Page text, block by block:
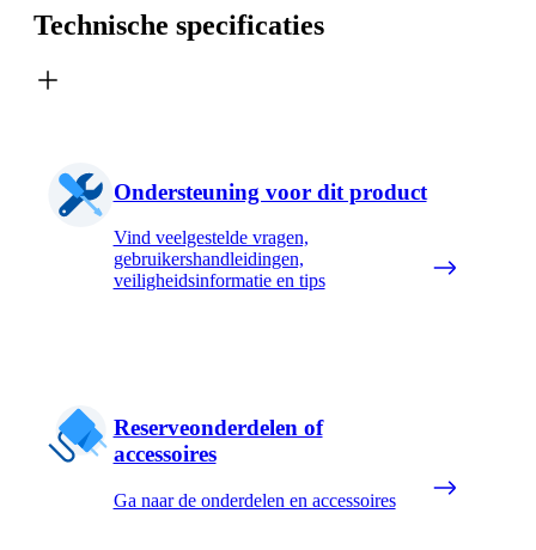
Technische specificaties
Ondersteuning voor dit product
Vind veelgestelde vragen,
gebruikershandleidingen,
veiligheidsinformatie en tips
Reserveonderdelen of
accessoires
Ga naar de onderdelen en accessoires